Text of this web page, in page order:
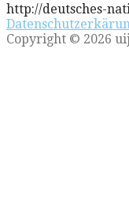
http://deutsches-
Copyright © 2026